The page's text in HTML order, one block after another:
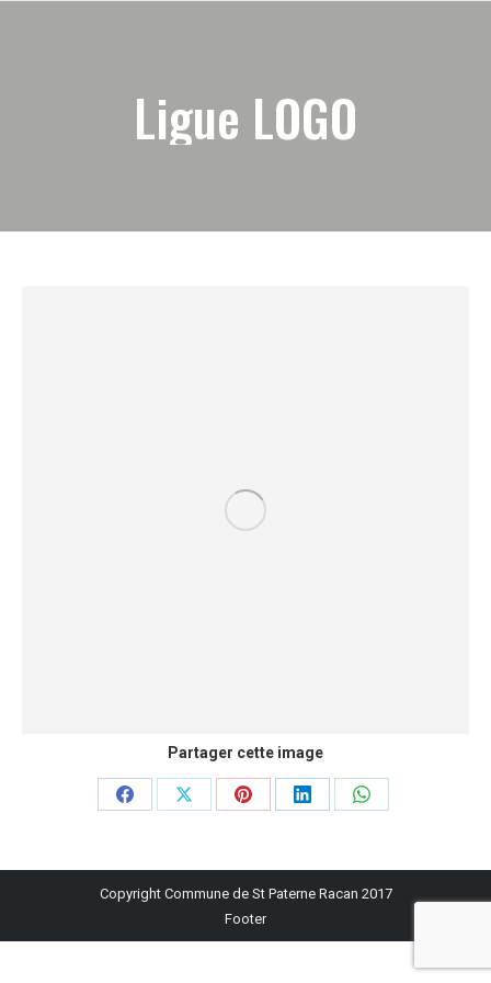
Ligue LOGO
Partager cette image
Partager
Facebook
Partager
X
Partager
Pinterest
Partager
LinkedIn
Partager
WhatsApp
Copyright Commune de St Paterne Racan 2017
Footer